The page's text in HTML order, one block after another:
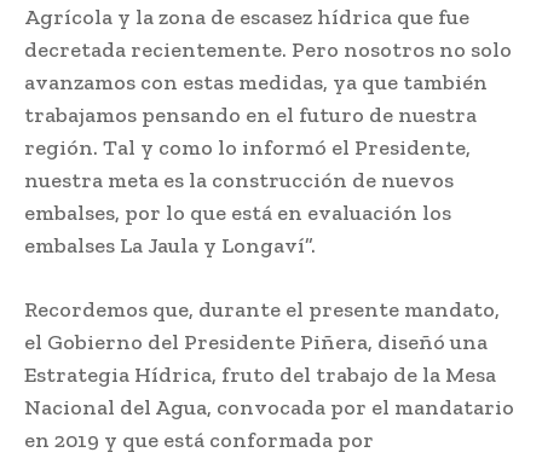
Agrícola y la zona de escasez hídrica que fue
decretada recientemente. Pero nosotros no solo
avanzamos con estas medidas, ya que también
trabajamos pensando en el futuro de nuestra
región. Tal y como lo informó el Presidente,
nuestra meta es la construcción de nuevos
embalses, por lo que está en evaluación los
embalses La Jaula y Longaví”.
Recordemos que, durante el presente mandato,
el Gobierno del Presidente Piñera, diseñó una
Estrategia Hídrica, fruto del trabajo de la Mesa
Nacional del Agua, convocada por el mandatario
en 2019 y que está conformada por